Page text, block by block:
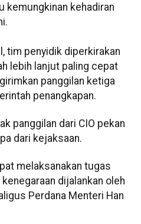
kemungkinan kehadiran
tim penyidik diperkirakan
lebih lanjut paling cepat
panggilan ketiga
penangkapan.
panggilan dari CIO pekan
dari kejaksaan.
melaksanakan tugas
dijalankan oleh
Perdana Menteri Han